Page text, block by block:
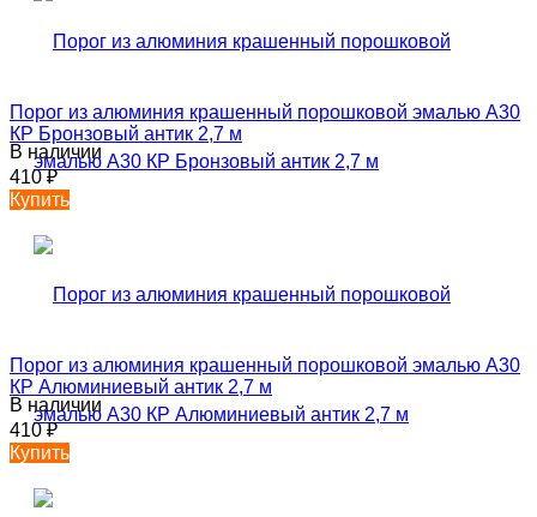
Порог из алюминия крашенный порошковой эмалью А30
КР Бронзовый антик 2,7 м
В наличии
410₽
Купить
Порог из алюминия крашенный порошковой эмалью А30
КР Алюминиевый антик 2,7 м
В наличии
410₽
Купить